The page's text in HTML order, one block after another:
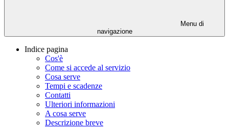
Menu di
navigazione
Indice pagina
Cos'è
Come si accede al servizio
Cosa serve
Tempi e scadenze
Contatti
Ulteriori informazioni
A cosa serve
Descrizione breve